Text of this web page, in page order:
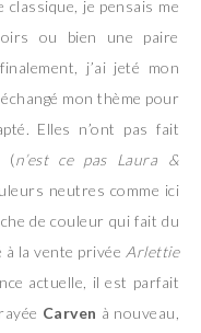
classique, je pensais me
ou bien une paire
j’ai jeté mon
mon thème pour
Elles n’ont pas fait
(n’est ce pas Laura &
neutres comme ici
de couleur qui fait du
à la vente privée Arlettie
actuelle, il est parfait
Carven à nouveau,